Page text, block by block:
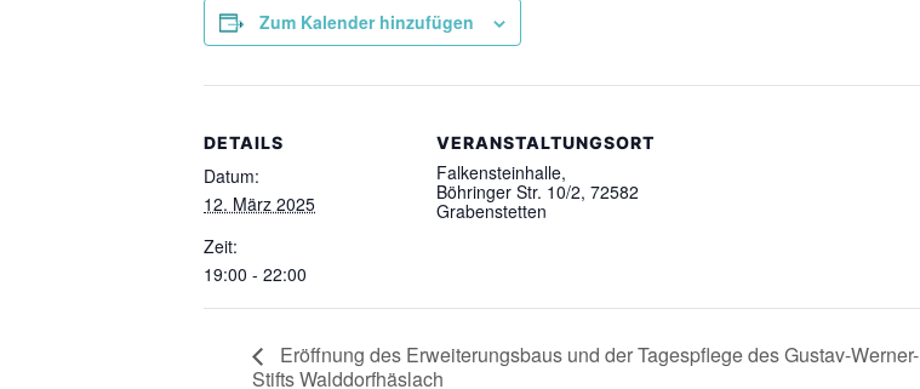
Zum Kalender hinzufügen
DETAILS
Datum:
12. März 2025
Zeit:
19:00 - 22:00
VERANSTALTUNGSORT
Falkensteinhalle,
Böhringer Str. 10/2, 72582
Grabenstetten
Eröffnung des Erweiterungsbaus und der Tagespflege des Gustav-Werner-
Stifts Walddorfhäslach